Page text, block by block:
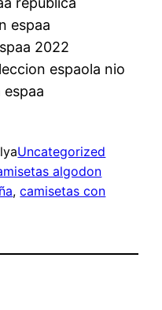
Uncategorized
algodon
, camisetas con